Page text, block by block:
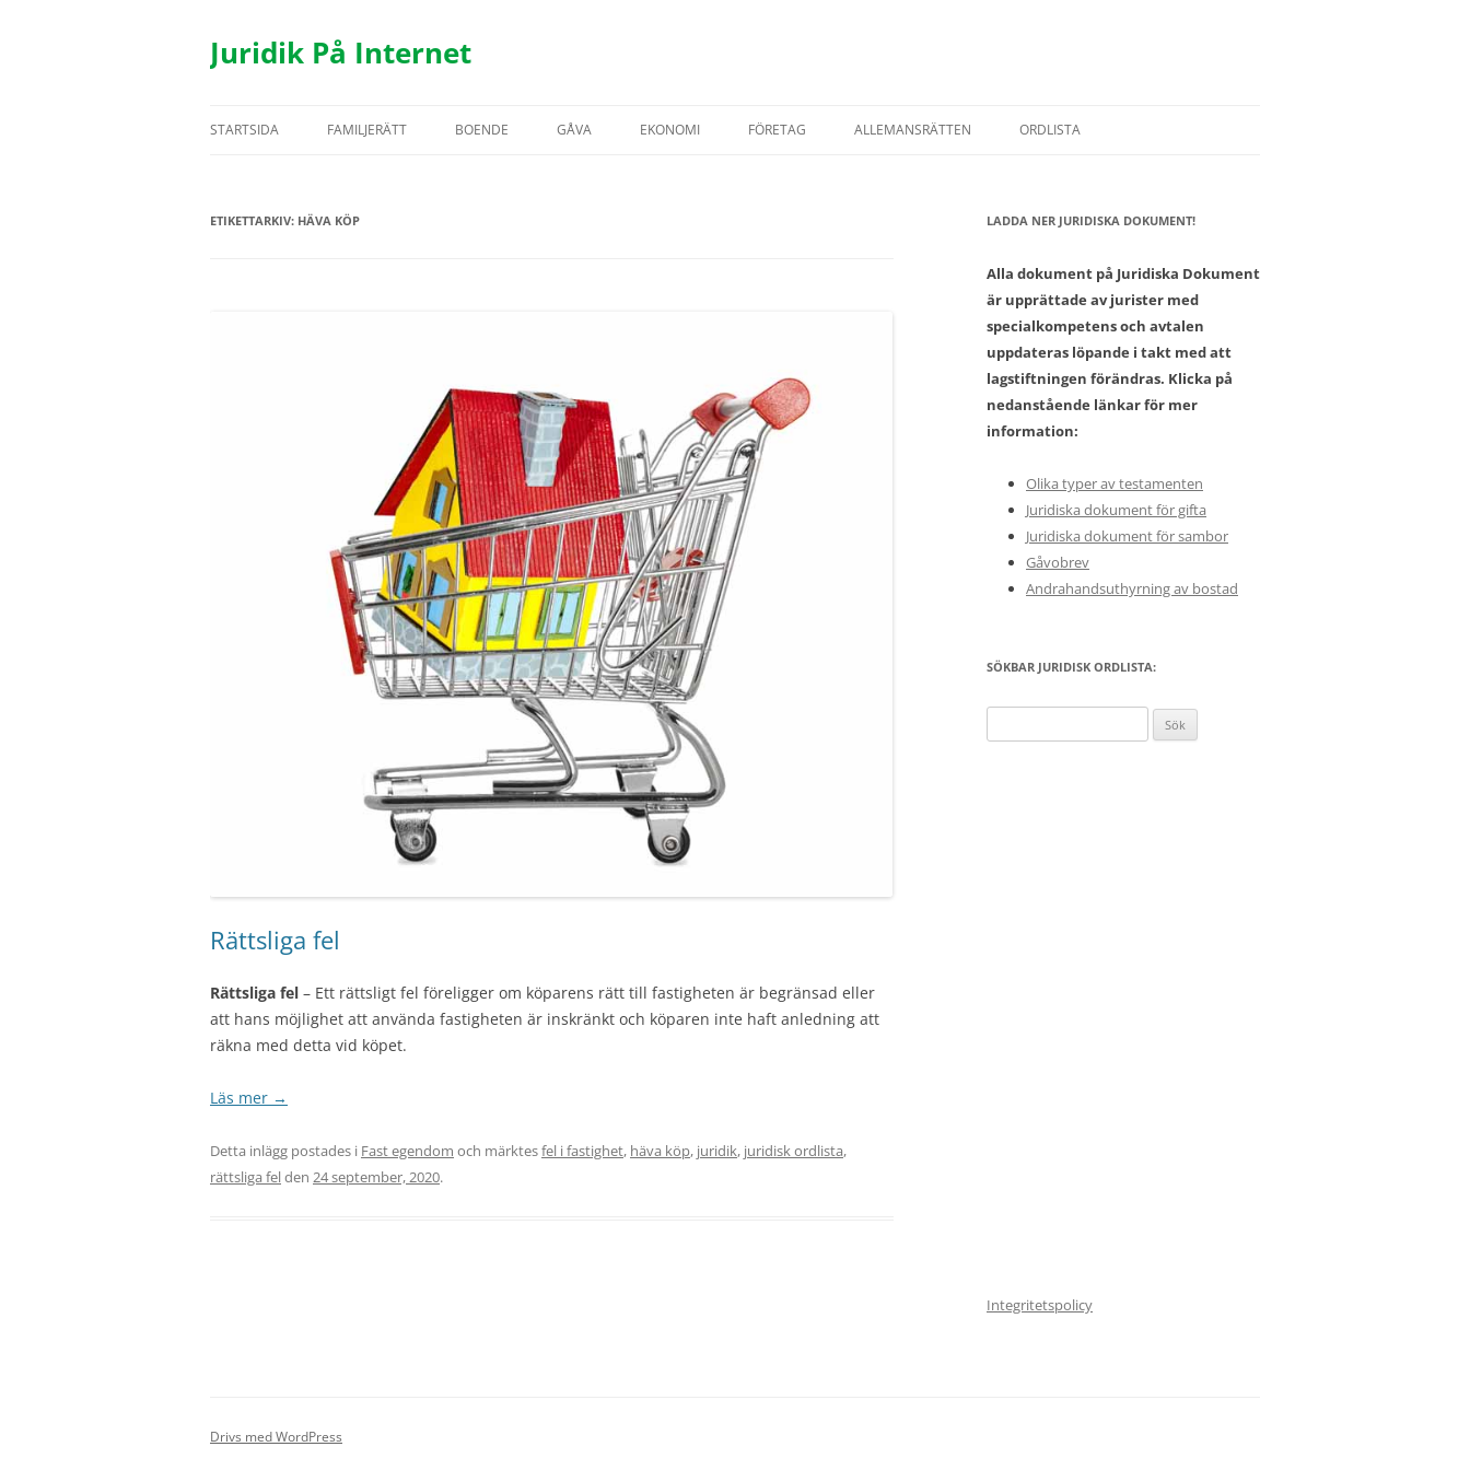
innehåll
Juridik På Internet
STARTSIDA FAMILJERÄTT
ÄKTENSKAP
BOENDE GÅVA EKONOMI
SKATT PRIVATPERSONER
FÖRETAG ALLEMANSRÄTTEN ORDLISTA
ETIKETTARKIV: HÄVA KÖP
Rättsliga fel
Rättsliga fel – Ett rättsligt fel föreligger om köparens rätt till fastigheten är begränsad eller
att hans möjlighet att använda fastigheten är inskränkt och köparen inte haft anledning att
räkna med detta vid köpet.
Läs mer →
Detta inlägg postades i Fast egendom och märktesfel i fastighet, häva köp, juridik, juridisk ordlista,
rättsliga felden 24 september, 2020.
LADDA NER JURIDISKA DOKUMENT!
Alla dokument på Juridiska Dokument
är upprättade av jurister med
specialkompetens och avtalen
uppdateras löpande i takt med att
lagstiftningen förändras. Klicka på
nedanstående länkar för mer
information:
Olika typer av testamenten
Juridiska dokument för gifta
Juridiska dokument för sambor
Gåvobrev
Andrahandsuthyrning av bostad
SÖKBAR JURIDISK ORDLISTA:
efter:
Integritetspolicy
Drivs med WordPress